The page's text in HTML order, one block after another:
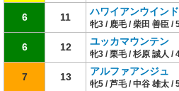
6 11 ハワイアンウインド
牝3 / 鹿毛 / 柴田 善臣 /
6 12 ユッカマウンテン
牝3 / 栗毛 / 杉原 誠人 /
7 13 アルファアンジュ
牝5 / 芦毛 / 中谷 雄太 /